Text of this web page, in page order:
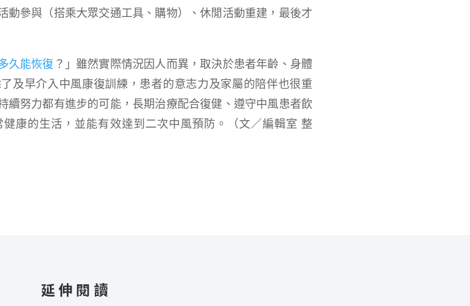
動參與（搭乘大眾交通工具、購物）、休閒活動重建，最後才
久能恢復 ？」雖然實際情況因人而異，取決於患者年齡、身體
及早介入中風康復訓練，患者的意志力及家屬的陪伴也很重
續努力都有進步的可能，長期治療配合復健、遵守中風患者飲
康的生活，並能有效達到二次中風預防。（文／編輯室 整
延伸閱讀